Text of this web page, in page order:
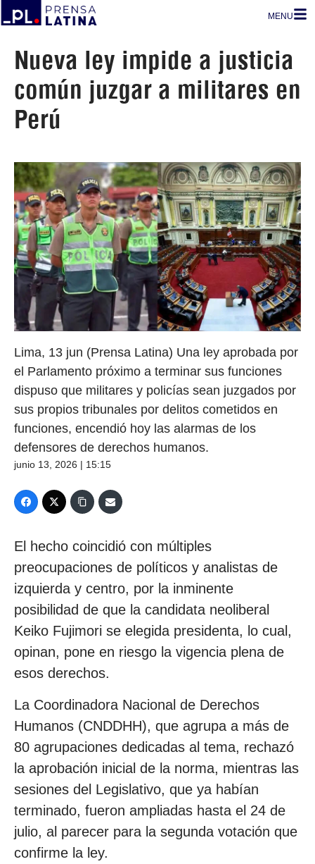
MENU
Nueva ley impide a justicia
común juzgar a militares en
Perú
Lima, 13 jun (Prensa Latina) Una ley aprobada por
el Parlamento próximo a terminar sus funciones
dispuso que militares y policías sean juzgados por
sus propios tribunales por delitos cometidos en
funciones, encendió hoy las alarmas de los
defensores de derechos humanos.
junio 13, 2026 | 15:15
El hecho coincidió con múltiples
preocupaciones de políticos y analistas de
izquierda y centro, por la inminente
posibilidad de que la candidata neoliberal
Keiko Fujimori se elegida presidenta, lo cual,
opinan, pone en riesgo la vigencia plena de
esos derechos.
La Coordinadora Nacional de Derechos
Humanos (CNDDHH), que agrupa a más de
80 agrupaciones dedicadas al tema, rechazó
la aprobación inicial de la norma, mientras las
sesiones del Legislativo, que ya habían
terminado, fueron ampliadas hasta el 24 de
julio, al parecer para la segunda votación que
confirme la ley.